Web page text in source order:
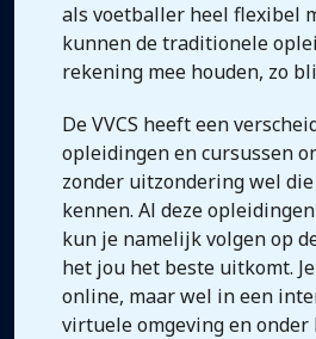
als voetballer heel flexibel
kunnen de traditionele
rekening mee houden, zo
De VVCS heeft een
opleidingen en cursussen
zonder uitzondering wel
kennen. Al deze
kun je namelijk volgen op
het jou het beste uitkomt.
online, maar wel in een
virtuele omgeving en onder